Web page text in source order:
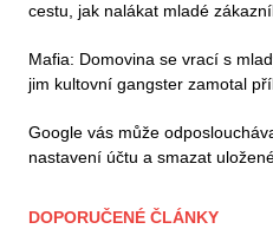
cestu, jak nalákat mladé
Mafia: Domovina se vrací s
jim kultovní gangster zamotal
Google vás může
nastavení účtu a smazat
DOPORUČENÉ ČLÁNKY